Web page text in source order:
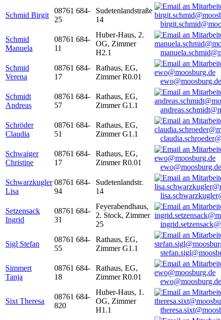
Schmid Birgit
08761 684-
25
Sudetenlandstraße
14
Schmid
Manuela
08761 684-
11
Huber-Haus, 2.
OG, Zimmer
H2.1
Schmid
Verena
08761 684-
17
Rathaus, EG,
Zimmer R0.01
ewo@moosburg.de
Schmidt
Andreas
08761 684-
57
Rathaus, EG,
Zimmer G1.1
Schröder
Claudia
08761 684-
51
Rathaus, EG,
Zimmer G1.1
Schwaiger
Christine
08761 684-
17
Rathaus, EG,
Zimmer R0.01
ewo@moosburg.de
Schwarzkugler
Lisa
08761 684-
94
Sudetenlandstr.
14
Setzensack
Ingrid
08761 684-
31
Feyerabendhaus,
2. Stock, Zimmer
25
Sigl Stefan
08761 684-
55
Rathaus, EG,
Zimmer G1.1
Simmert
Tanja
08761 684-
18
Rathaus, EG,
Zimmer R0.01
ewo@moosburg.de
Sixt Theresa
08761 684-
820
Huber-Haus, 1.
OG, Zimmer
H1.1